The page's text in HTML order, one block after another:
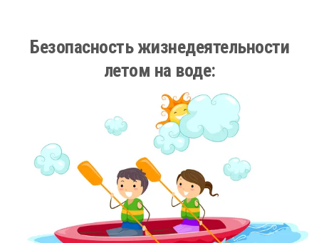
Безопасность жизнедеятельности
летом на воде: